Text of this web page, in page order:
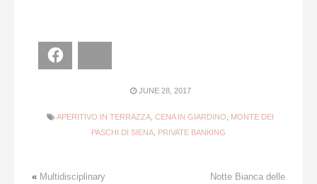
JUNE 28, 2017
APERITIVO IN TERRAZZA CENA IN GIARDINO
MONTE DEI
PASCHI DI SIENA PRIVATE BANKING
« Multidisciplinary
Notte Bianca delle